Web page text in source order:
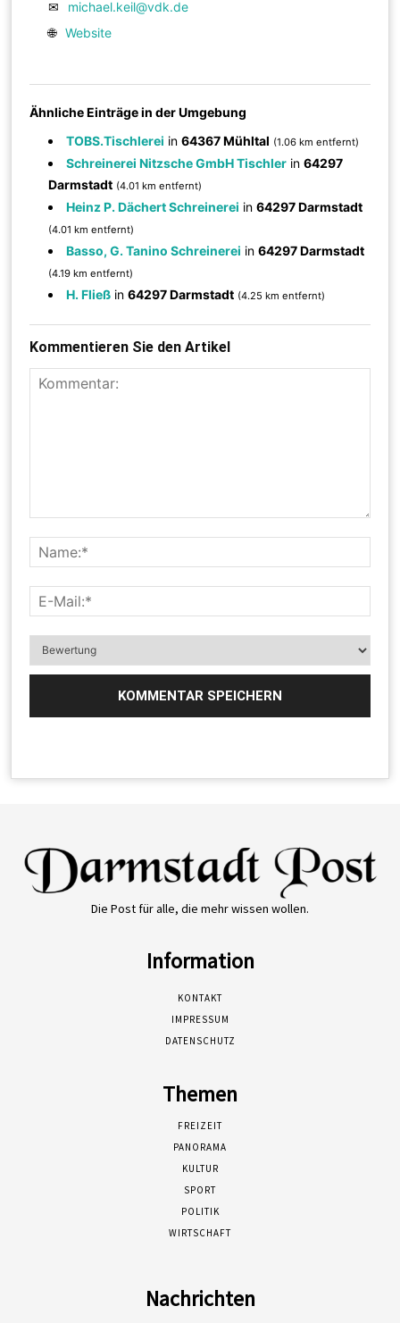
✉
michael.keil@vdk.de
🌐 Website
Ähnliche Einträge in der Umgebung
TOBS.Tischlerei in64367 Mühltal (1.06 km entfernt)
Schreinerei Nitzsche GmbH Tischler in64297
Darmstadt (4.01 km entfernt)
Heinz P. Dächert Schreinerei in64297 Darmstadt
(4.01 km entfernt)
Basso, G. Tanino Schreinerei in64297 Darmstadt
(4.19 km entfernt)
H. Fließ in64297 Darmstadt (4.25 km entfernt)
Kommentieren Sie den Artikel
Die Post für alle, die mehr wissen wollen.
Information
KONTAKT
IMPRESSUM
DATENSCHUTZ
Themen
FREIZEIT
PANORAMA
KULTUR
SPORT
POLITIK
WIRTSCHAFT
Nachrichten